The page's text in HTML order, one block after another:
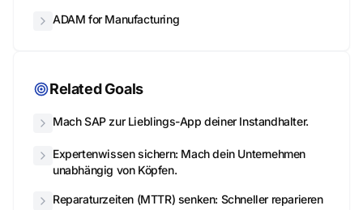
ADAM for Manufacturing
Related Goals
Mach SAP zur Lieblings-App deiner Instandhalter.
Expertenwissen sichern: Mach dein Unternehmen
unabhängig von Köpfen.
Reparaturzeiten (MTTR) senken: Schneller reparieren